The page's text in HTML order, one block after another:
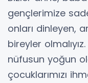
gençlerimize
onları dinleyen,
bireyler
nüfusun yoğun
çocuklarımızı